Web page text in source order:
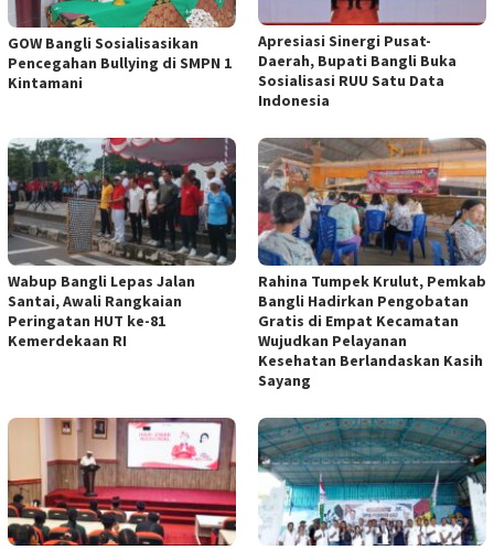
GOW Bangli Sosialisasikan
Pencegahan Bullying di SMPN 1
Kintamani
Apresiasi Sinergi Pusat-
Daerah, Bupati Bangli Buka
Sosialisasi RUU Satu Data
Indonesia
Wabup Bangli Lepas Jalan
Santai, Awali Rangkaian
Peringatan HUT ke-81
Kemerdekaan RI
Rahina Tumpek Krulut, Pemkab
Bangli Hadirkan Pengobatan
Gratis di Empat Kecamatan
Wujudkan Pelayanan
Kesehatan Berlandaskan Kasih
Sayang